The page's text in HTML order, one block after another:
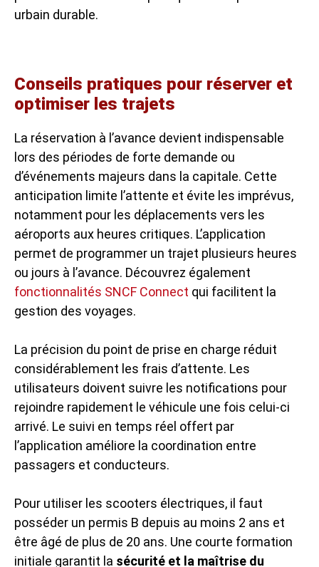
urbain durable.
Conseils pratiques pour réserver et
optimiser les trajets
La réservation à l’avance devient indispensable
lors des périodes de forte demande ou
d’événements majeurs dans la capitale. Cette
anticipation limite l’attente et évite les imprévus,
notamment pour les déplacements vers les
aéroports aux heures critiques. L’application
permet de programmer un trajet plusieurs heures
ou jours à l’avance. Découvrez également
fonctionnalités SNCF Connect qui facilitent la
gestion des voyages.
La précision du point de prise en charge réduit
considérablement les frais d’attente. Les
utilisateurs doivent suivre les notifications pour
rejoindre rapidement le véhicule une fois celui-ci
arrivé. Le suivi en temps réel offert par
l’application améliore la coordination entre
passagers et conducteurs.
Pour utiliser les scooters électriques, il faut
posséder un permis B depuis au moins 2 ans et
être âgé de plus de 20 ans. Une courte formation
initiale garantit la sécurité et la maîtrise du